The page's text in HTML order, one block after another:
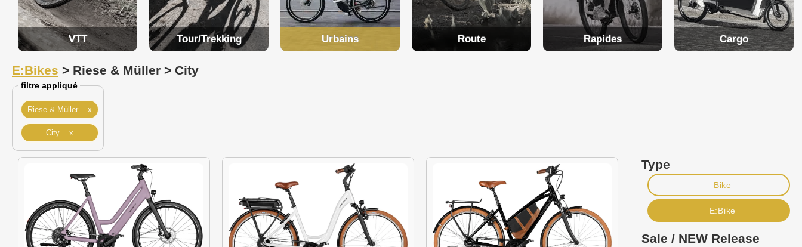
VTT Tour/Trekking Urbains Route Rapides Cargo
E:Bikes > Riese & Müller > City
filtre appliqué
Riese & Müller x
City x
Type
Bike
E:Bike
Sale / NEW Release